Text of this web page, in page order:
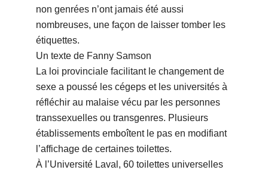
non genrées n’ont jamais été aussi
nombreuses, une façon de laisser tomber les
étiquettes.
Un texte de Fanny Samson
La loi provinciale facilitant le changement de
sexe a poussé les cégeps et les universités à
réfléchir au malaise vécu par les personnes
transsexuelles ou transgenres. Plusieurs
établissements emboîtent le pas en modifiant
l’affichage de certaines toilettes.
À l’Université Laval, 60 toilettes universelles